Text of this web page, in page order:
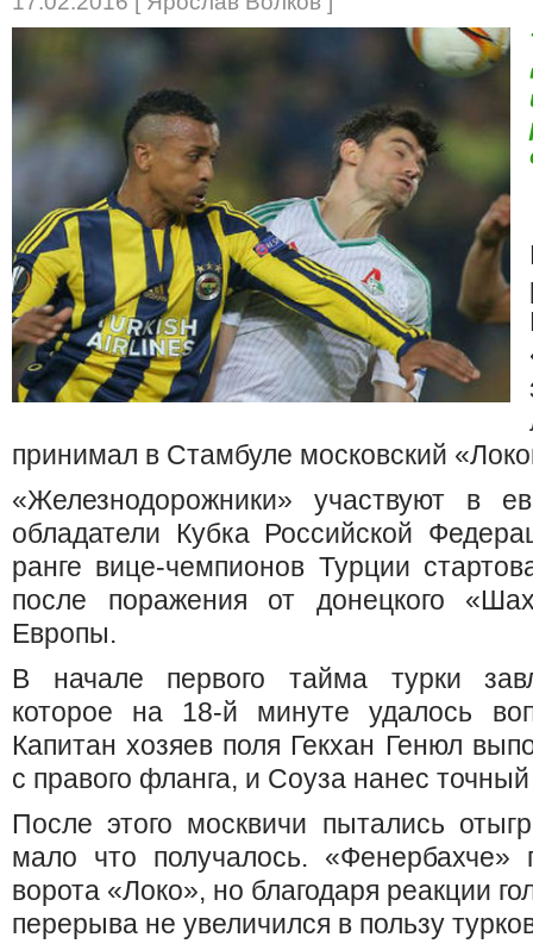
принимал в Стамбуле московский
«Железнодорожники» участвуют в
обладатели Кубка Российской
ранге вице-чемпионов Турции
после поражения от донецкого
Европы.
В начале первого тайма турки
которое на 18-й минуте удалось
Капитан хозяев поля Гекхан Генюл
с правого фланга, и Соуза нанес
После этого москвичи пытались
мало что получалось. «Фенербахче»
ворота «Локо», но благодаря реакции
перерыва не увеличился в пользу